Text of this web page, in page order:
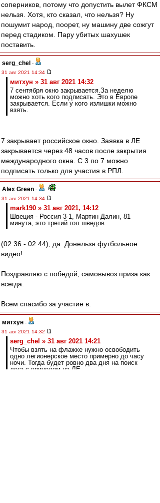
соперников, потому что допустить вылет ФКСМ
нельзя. Хотя, кто сказал, что нельзя? Ну
пошумит народ, поорет, ну машину две сожгут
перед стадиком. Пару убитых шахушек
поставить.
serg_chel -
31 авг 2021 14:34
митхун » 31 авг 2021 14:32
7 сентября окно закрывается.За неделю
можно хоть кого подписать. Это в Европе
закрывается. Если у кого излишки можно
взять.
7 закрывает российское окно. Заявка в ЛЕ
закрывается через 48 часов после закрытия
международного окна. С 3 по 7 можно
подписать только для участия в РПЛ.
Alex Green -
31 авг 2021 14:34
mark190 » 31 авг 2021, 14:12
Швеция - Россия 3-1, Мартин Далин, 81
минута, это третий гол шведов
(02:36 - 02:44), да. Донельзя футбольное
видео!
Поздравляю с победой, самовывоз приза как
всегда.
Всем спасибо за участие в.
митхун -
31 авг 2021 14:32
serg_chel » 31 авг 2021 14:21
Чтобы взять на флажке нужно освободить
одно легионерское место примерно до часу
ночи. Тогда будет ровно два дня на поиск
лега с прицелом на ЛЕ.